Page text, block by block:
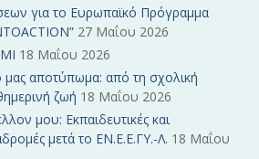
για το Ευρωπαϊκό Πρόγραμμα
27 Μαΐου 2026
18 Μαΐου 2026
μας αποτύπωμα: από τη σχολική
ζωή 18 Μαΐου 2026
μου: Εκπαιδευτικές και
μετά το ΕΝ.Ε.Ε.ΓΥ.-Λ. 18 Μαΐου